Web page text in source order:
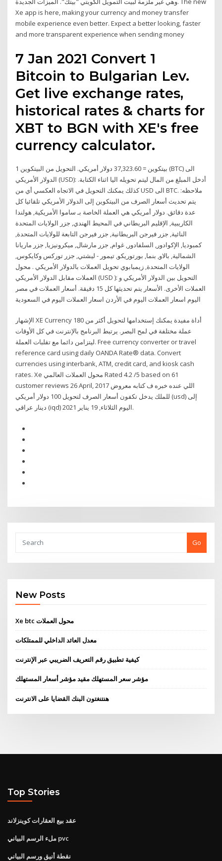
Xe app is here, making your currency and money transfer
mobile experience even better. Expect a better looking, faster
and more transparent experience when sending money
7 Jan 2021 Convert 1
Bitcoin to Bulgarian Lev.
Get live exchange rates,
historical rates & charts for
XBT to BGN with XE's free
currency calculator.
1 بيتكوين = 37,323.60 دولار أمريكي. التحويل من البيتكوين (BTC) الى
الدولار الأمريكي (USD): أدخل المبلغ من المال ليتم تحويله اليا اثناء الكتابة.
كذلك يمكنك التحويل في الاتجاه العكسي أي من USD الى BTC. ملاحظه:
يتم تحديث أسعار الصرف من البيتكوين إلى الدولار الأمريكي تلقائيا كل
عدة دقائق. دولار أمريكي هي العملة الخاصة بـ ساموا الأمريكية, هولندا
الكاريبية, الإقليم البريطاني في المحيط الهندي, جزر الولايات المتحدة
النائية, جزر فيرجن البريطانية, جزر فيرجن التابعة للولايات المتحدة,
كمبوديا, الإكوادور, السلفادور, غوام, جزر مارشال, ميكرونيزيا, جزر ماريانا
الشمالية, بالاو, بنما, بورتوريكو, تيمور - ليشتي, جزر توركس وكايكوس,
الولايات المتحدة, زيمبابوي تحويل العملات بالدولار الأمريكي . محول
العملات مقابل الدولار الأمريكي (USD ): التحويل بين الدولار الأمريكي و
العملات الأخرى. الأسعار يتم تحديثها كل 15 دقيقة. أسعار العملات في مصر
اليوم اسعار العملات اليوم في الأردن اسعار العملات اليوم في السعودية
الإشهار XE Currency أداة مفيدة يمكنك إستخدامها لتحويل أكثر من 180
عملة مختلفة في لمح البصر. يرتبط البرنامج بالإنترنت في كل الأوقات
ليتزامن دائما مع تقلبات العملة. Free currency converter or travel
reference card using daily OANDA Rate® data. Convert
currencies using interbank, ATM, credit card, and kiosk cash
rates. Xe محول العملات العالمي Rated 4.2 /5 based on 61
customer reviews 26 April, 2017 اللي عنده خبره ف كتابه معروض
للملك يدخل تكفون أسعار الصرف لتحويل 100 دولار أمريكي (usd) إلى
دينار عراقي (iqd) اليوم الثلاثاء, 19 يناير 2021.
Go
New Posts
Xe btc محول العملات
معدل العائد الداخلي للممتلكات
كيفية تطبيق رقم التعريف الضريبي عبر الإنترنت
مؤشر سعر المستهلك مقيد مؤشر أسعار المستهلك
هنتنغتون البنك القضايا على الانترنت
Top Stories
عقد بيع العقارات كوينزلاند
ملء الرسم البياني pvc
نقطة أنيق ورسم البياني